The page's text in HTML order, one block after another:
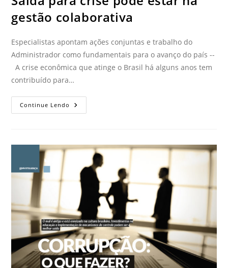
gestão colaborativa
Especialistas apontam ações conjuntas e trabalho do
Administrador como fundamentais para o avanço do país --
A crise econômica que atinge o Brasil há alguns anos tem
contribuído para…
Continue Lendo